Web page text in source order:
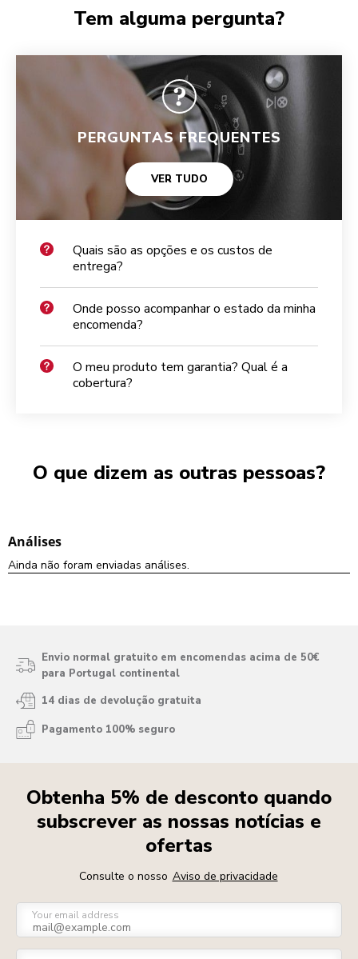
Tem alguma pergunta?
PERGUNTAS FREQUENTES
VER TUDO
Quais são as opções e os custos de
entrega?
Onde posso acompanhar o estado da minha
encomenda?
O meu produto tem garantia? Qual é a
cobertura?
O que dizem as outras pessoas?
Envio normal gratuito em encomendas acima de 50€
para Portugal continental
14 dias de devolução gratuita
Pagamento 100% seguro
Obtenha 5% de desconto quando
subscrever as nossas notícias e
ofertas
Consulte o nosso Aviso de privacidade
Your email address